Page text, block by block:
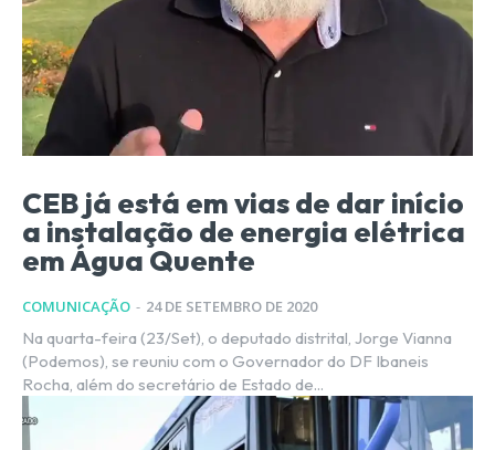
CEB já está em vias de dar início
a instalação de energia elétrica
em Água Quente
COMUNICAÇÃO - 24 DE SETEMBRO DE 2020
Na quarta-feira (23/Set), o deputado distrital, Jorge Vianna
(Podemos), se reuniu com o Governador do DF Ibaneis
Rocha, além do secretário de Estado de...